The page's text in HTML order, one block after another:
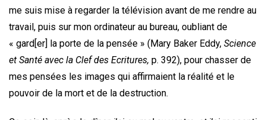
me suis mise à regarder la télévision avant de me rendre au
travail, puis sur mon ordinateur au bureau, oubliant de
« gard[er] la porte de la pensée » (Mary Baker Eddy, Science
et Santé avec la Clef des Ecritures, p. 392), pour chasser de
mes pensées les images qui affirmaient la réalité et le
pouvoir de la mort et de la destruction.